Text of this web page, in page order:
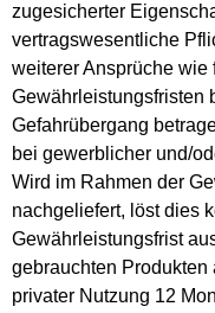
zugesicherter
vertragswesentliche
weiterer Ansprüche
Gewährleistungsfristen
Gefahrübergang
bei gewerblicher und/
Wird im Rahmen der
nachgeliefert, löst dies
Gewährleistungsfrist
gebrauchten Produkten
privater Nutzung 12